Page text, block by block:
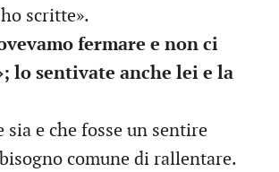
scritte».
fermare e non ci
lo sentivate anche lei e la
sia e che fosse un sentire
comune di rallentare.